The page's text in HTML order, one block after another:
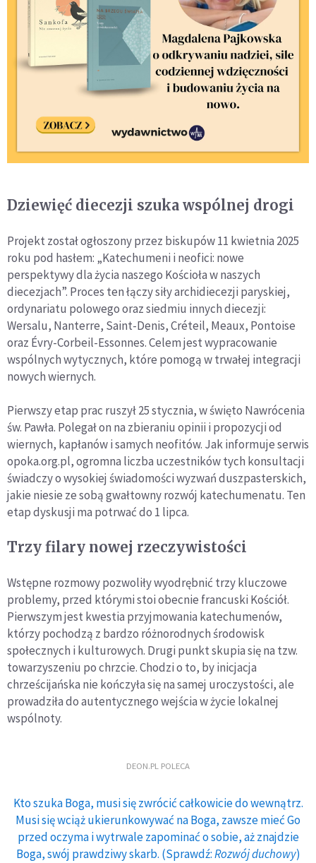
Dziewięć diecezji szuka wspólnej drogi
Projekt został ogłoszony przez biskupów 11 kwietnia 2025
roku pod hasłem: „Katechumeni i neofici: nowe
perspektywy dla życia naszego Kościoła w naszych
diecezjach”. Proces ten łączy siły archidiecezji paryskiej,
ordynariatu polowego oraz siedmiu innych diecezji:
Wersalu, Nanterre, Saint-Denis, Créteil, Meaux, Pontoise
oraz Évry-Corbeil-Essonnes. Celem jest wypracowanie
wspólnych wytycznych, które pomogą w trwałej integracji
nowych wiernych.
Pierwszy etap prac ruszył 25 stycznia, w święto Nawrócenia
św. Pawła. Polegał on na zbieraniu opinii i propozycji od
wiernych, kapłanów i samych neofitów. Jak informuje serwis
opoka.org.pl, ogromna liczba uczestników tych konsultacji
świadczy o wysokiej świadomości wyzwań duszpasterskich,
jakie niesie ze sobą gwałtowny rozwój katechumenatu. Ten
etap dyskusji ma potrwać do 1 lipca.
Trzy filary nowej rzeczywistości
Wstępne rozmowy pozwoliły wyodrębnić trzy kluczowe
problemy, przed którymi stoi obecnie francuski Kościół.
Pierwszym jest kwestia przyjmowania katechumenów,
którzy pochodzą z bardzo różnorodnych środowisk
społecznych i kulturowych. Drugi punkt skupia się na tzw.
towarzyszeniu po chrzcie. Chodzi o to, by inicjacja
chrześcijańska nie kończyła się na samej uroczystości, ale
prowadziła do autentycznego wejścia w życie lokalnej
wspólnoty.
DEON.PL POLECA
Kto szuka Boga, musi się zwrócić całkowicie do wewnątrz.
Musi się wciąż ukierunkowywać na Boga, zawsze mieć Go
przed oczyma i wytrwale zapominać o sobie, aż znajdzie
Boga, swój prawdziwy skarb. (Sprawdź:Rozwój duchowy)